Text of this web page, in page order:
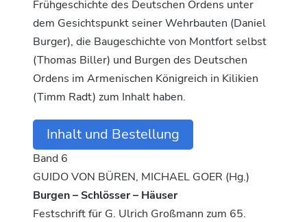
Frühgeschichte des Deutschen Ordens unter
dem Gesichtspunkt seiner Wehrbauten (Daniel
Burger), die Baugeschichte von Montfort selbst
(Thomas Biller) und Burgen des Deutschen
Ordens im Armenischen Königreich in Kilikien
(Timm Radt) zum Inhalt haben.
Inhalt und Bestellung
Band 6
GUIDO VON BÜREN, MICHAEL GOER (Hg.)
Burgen – Schlösser – Häuser
Festschrift für G. Ulrich Großmann zum 65.